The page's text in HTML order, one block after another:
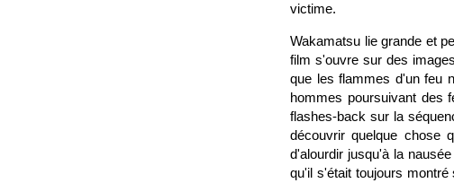
victime.
Wakamatsu lie grande et
film s'ouvre sur des
que les flammes d'un feu
hommes poursuivant des
flashes-back sur la
découvrir quelque chose
d'alourdir jusqu'à la
qu'il s'était toujours